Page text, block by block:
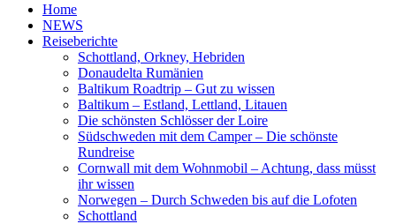
Home
NEWS
Reiseberichte
Schottland, Orkney, Hebriden
Donaudelta Rumänien
Baltikum Roadtrip – Gut zu wissen
Baltikum – Estland, Lettland, Litauen
Die schönsten Schlösser der Loire
Südschweden mit dem Camper – Die schönste
Rundreise
Cornwall mit dem Wohnmobil – Achtung, dass müsst
ihr wissen
Norwegen – Durch Schweden bis auf die Lofoten
Schottland